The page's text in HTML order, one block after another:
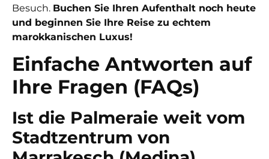
Besuch. Buchen Sie Ihren Aufenthalt noch heute
und beginnen Sie Ihre Reise zu echtem
marokkanischen Luxus!
Einfache Antworten auf
Ihre Fragen (FAQs)
Ist die Palmeraie weit vom
Stadtzentrum von